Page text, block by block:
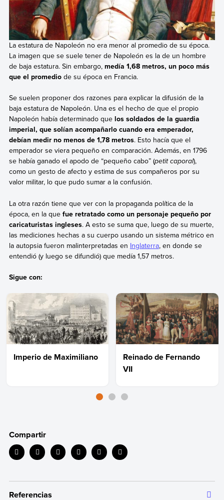
La estatura de Napoleón no era menor al promedio de su época.
La imagen que se suele tener de Napoleón es la de un hombre
de baja estatura. Sin embargo, medía 1,68 metros, un poco más
que el promedio de su época en Francia.
Se suelen proponer dos razones para explicar la difusión de la
baja estatura de Napoleón. Una es el hecho de que el propio
Napoleón había determinado que los soldados de la guardia
imperial, que solían acompañarlo cuando era emperador,
debían medir no menos de 1,78 metros. Esto hacía que el
emperador se viera pequeño en comparación. Además, en 1796
se había ganado el apodo de “pequeño cabo” (petit caporal),
como un gesto de afecto y estima de sus compañeros por su
valor militar, lo que pudo sumar a la confusión.
La otra razón tiene que ver con la propaganda política de la
época, en la que fue retratado como un personaje pequeño por
caricaturistas ingleses. A esto se suma que, luego de su muerte,
las mediciones hechas a su cuerpo usando un sistema métrico en
la autopsia fueron malinterpretadas en Inglaterra, en donde se
entendió (y luego se difundió) que medía 1,57 metros.
Sigue con:
Imperio de Maximiliano
Reinado de Fernando
VII
Compartir
Referencias